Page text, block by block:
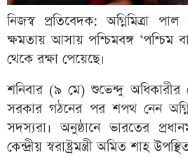
নিজস্ব প্রতিবেদক: অগ্নিমিত্রা
ক্ষমতায় আসায় পশ্চিমবঙ্গ ‘পশ্চিম
থেকে রক্ষা পেয়েছে।
শনিবার (৯ মে) শুভেন্দু অধিকারীর
সরকার গঠনের পর শপথ নেন
সদস্যরা। অনুষ্ঠানে ভারতের
কেন্দ্রীয় স্বরাষ্ট্রমন্ত্রী অমিত শাহ